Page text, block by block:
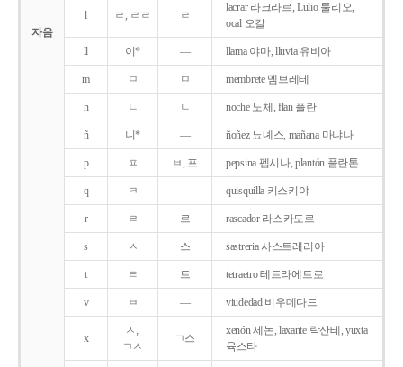
자음
l ㄹ, ㄹㄹ ㄹ
lacrar 라크라르, Lulio 룰리오,
ocal 오칼
ll 이* ― llama 야마, lluvia 유비아
m ㅁ ㅁ membrete 멤브레테
n ㄴ ㄴ noche 노체, flan 플란
ñ 니* ― ñoñez 뇨녜스, mañana 마냐나
p ㅍ ㅂ, 프 pepsina 펩시나, plantón 플란톤
q ㅋ ― quisquilla 키스키야
r ㄹ 르 rascador 라스카도르
s ㅅ 스 sastreria 사스트레리아
t ㅌ 트 tetraetro 테트라에트로
v ㅂ ― viudedad 비우데다드
x
ㅅ,
ㄱㅅ
ㄱ스
xenón 세논, laxante 락산테, yuxta
육스타